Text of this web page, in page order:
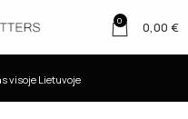
0 0,00 €
visoje Lietuvoje